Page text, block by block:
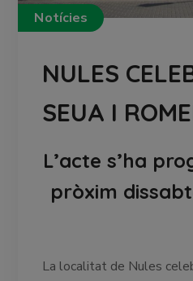
Notícies
NULES
SEUA I
L’acte s’ha
pròxim
La localitat de Nules